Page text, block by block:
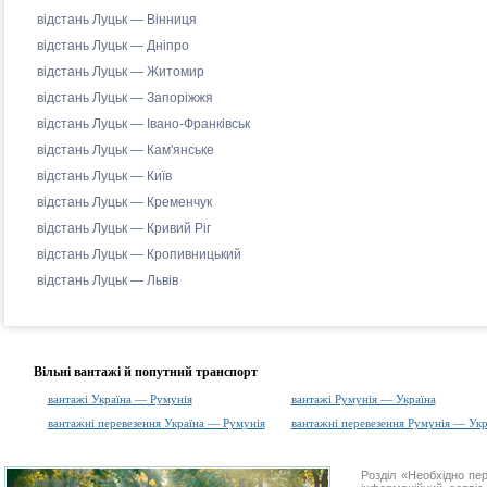
відстань Луцьк — Вінниця
відстань Луцьк — Дніпро
відстань Луцьк — Житомир
відстань Луцьк — Запоріжжя
відстань Луцьк — Івано-Франківськ
відстань Луцьк — Кам'янське
відстань Луцьк — Київ
відстань Луцьк — Кременчук
відстань Луцьк — Кривий Ріг
відстань Луцьк — Кропивницький
відстань Луцьк — Львів
Вільні вантажі й попутний транспорт
вантажі Україна — Румунія
вантажі Румунія — Україна
вантажні перевезення Україна — Румунія
вантажні перевезення Румунія —
Розділ «Необхідно